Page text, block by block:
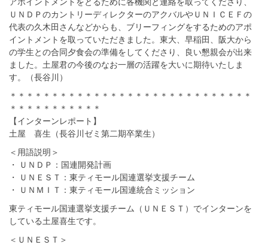
ＵＮＤＰのカントリーディレクターのアクバルやＵＮＩＣＥＦの
代表の久木田さんなどからも、ブリーフィングをするためのアポ
イントメントを取っていただきました。東大、早稲田、阪大から
の学生との合同夕食会の準備をしてくださり、良い懇親会が出来
ました。土屋君の今後のなお一層の活躍を大いに期待いたしま
す。（長谷川）
＊＊＊＊＊＊＊＊＊＊＊＊＊＊＊＊＊＊＊＊＊＊＊＊＊＊＊＊＊
＊＊＊＊＊＊＊＊＊＊＊
【インターンレポート】
土屋 喜生（長谷川ゼミ第二期卒業生）
＜用語説明＞
・ ＵＮＤＰ：国連開発計画
・ ＵＮＥＳＴ：東ティモール国連選挙支援チーム
・ ＵＮＭＩＴ：東ティモール国連統合ミッション
東ティモール国連選挙支援チーム（ＵＮＥＳＴ）でインターンを
している土屋喜生です。
＜ＵＮＥＳＴ＞